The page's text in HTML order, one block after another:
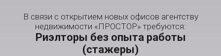
В связи с открытием новых офисов агентству
недвижимости «ПРОСТОР» требуются:
Риэлторы без опыта работы
(стажеры)